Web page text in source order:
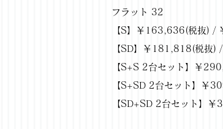
フラット 32
【S】￥163,636(税抜) /
【SD】￥181,818(税抜)
【S+S 2台セット】￥
【S+SD 2台セット】￥
【SD+SD 2台セット】